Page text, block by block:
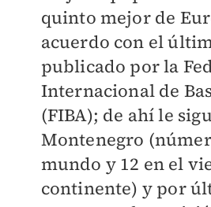
quinto mejor de
acuerdo con el
publicado por la
Internacional de
(FIBA); de ahí le
Montenegro
mundo y 12 en el
continente) y por